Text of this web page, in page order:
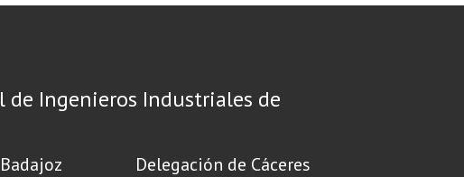
de Ingenieros Industriales de
Delegación de Cáceres